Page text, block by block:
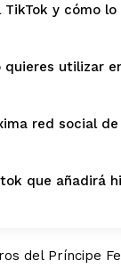
y cómo
quieres utilizar
red social
que añadirá
del Príncipe